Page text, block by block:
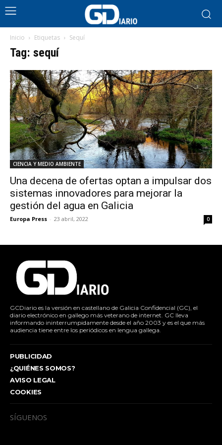
Inicio Etiquetas Sequí
Tag: sequí
CIENCIA Y MEDIO AMBIENTE
Una decena de ofertas optan a impulsar dos
sistemas innovadores para mejorar la
gestión del agua en Galicia
Europa Press - 23 abril, 2022 0
GCDiario es la versión en castellano de Galicia Confidencial (GC), el
diario electrónico en gallego más veterano de internet. GC lleva
informando ininterrumpidamente desde el año 2003 y es el que más
audiencia tiene entre los periódicos en lengua gallega.
PUBLICIDAD
¿QUIÉNES SOMOS?
AVISO LEGAL
COOKIES
SÍGUENOS